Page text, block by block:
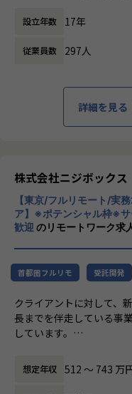
om/companies/nijibox/
s/nijibox
【業務の変更の範囲】
メンバーが在籍しておりま
る、一貫したチーム体制
の開発やAWSやGCPを
ナレッジ向上施策として
やカンファレンス参加を
さらに、業界で著名な方
トレンドのキャッチアッ
★ニジボックスでのワー
メンバーや社内の雰囲気
環境を感じていただ
・【社員インタビュー】
・【メンバー執筆】
s/nijibox
ングなどを
私たちはこ
す。
とらえるこ
期待を大
すこと。皆
きに、
真っ先にニ
けることを
設立年数 17年
従業員数 297人
詳細を見る
株式会社ニジボックス
【東京/フルリモート/実
ア】※ポテンシャル枠※サ
歓迎 のリモートワーク求
首都圏フルリモ 受託開発
クライアントに対して、
長までを伴走している事
しています。
サーバサイドの開発にも
想定年収 512 〜 743 万